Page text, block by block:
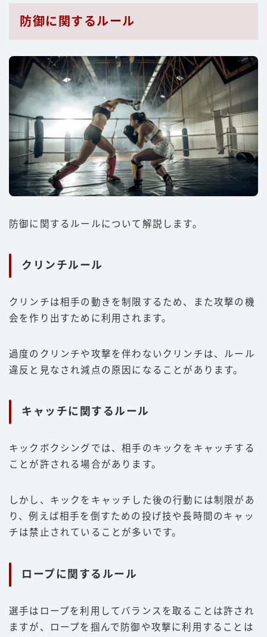
防御に関するルール
防御に関するルールについて解説します。
クリンチルール
クリンチは相手の動きを制限するため、また攻撃の機
会を作り出すために利用されます。
過度のクリンチや攻撃を伴わないクリンチは、ルール
違反と見なされ減点の原因になることがあります。
キャッチに関するルール
キックボクシングでは、相手のキックをキャッチする
ことが許される場合があります。
しかし、キックをキャッチした後の行動には制限があ
り、例えば相手を倒すための投げ技や長時間のキャッ
チは禁止されていることが多いです。
ロープに関するルール
選手はロープを利用してバランスを取ることは許され
ますが、ロープを掴んで防御や攻撃に利用することは